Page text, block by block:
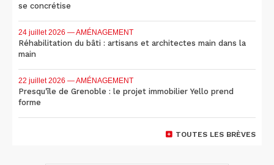
se concrétise
24 juillet 2026 — AMÉNAGEMENT
Réhabilitation du bâti : artisans et architectes main dans la
main
22 juillet 2026 — AMÉNAGEMENT
Presqu'île de Grenoble : le projet immobilier Yello prend
forme
TOUTES LES BRÈVES